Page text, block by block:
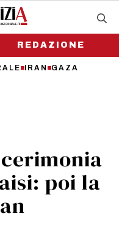
IRAN GAZA
REDAZIONE
poi la